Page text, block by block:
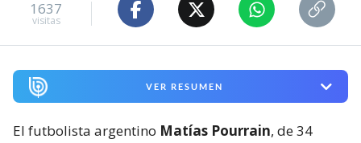
1637
visitas
VER RESUMEN
El futbolista argentino Matías Pourrain, de 34